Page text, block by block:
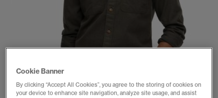
Cookie Banner
By clicking “Accept All Cookies”, you agree to the storing of cookies on
your device to enhance site navigation, analyze site usage, and assist